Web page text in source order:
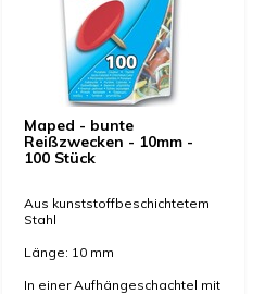
Maped - bunte
Reißzwecken - 10mm -
100 Stück
Aus kunststoffbeschichtetem
Stahl
Länge: 10 mm
In einer Aufhängeschachtel mit